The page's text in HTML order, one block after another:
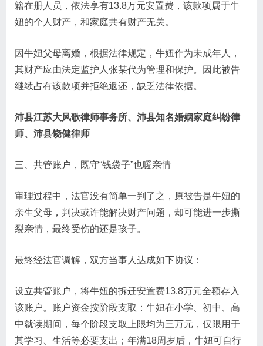
籍在册人员，依法享有13.8万元安置费，该款项属于牛
妞的个人财产，和家庭共有财产无关。
因牛妞父母离婚，根据法律规定，牛妞作为未成年人，
其财产应由法定监护人张某代为管理和保护。因此被告
继续占有该款项并拒绝返还，缺乏法律依据。
沛县江苏大风歌律师事务所、沛县知名婚姻家庭纠纷律
师、沛县饶健律师
三、共管账户，既守“钱袋子”也暖亲情
审理过程中，法官没有简单一判了之，原被告是牛妞的
亲生父母，判决或许能解决财产问题，却可能进一步撕
裂亲情，最终受伤的还是孩子。
最终经法官调解，双方当事人达成如下协议：
设立共管账户，将牛妞的拆迁安置费13.8万元全额存入
该账户。账户资金按阶段支取：牛妞在小学、初中、高
中就读期间，每个阶段支取上限均为三万元，仅限用于
其学习、生活等必要支出；年满18周岁后，牛妞可自行